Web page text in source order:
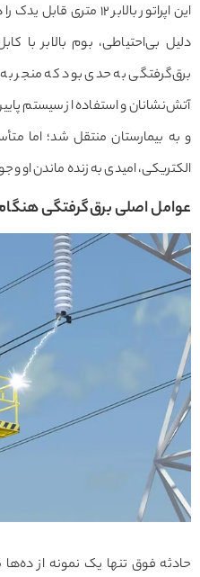
این اپراتور بالابر ۱۲
دلیل بی‌احتیاطی، بوم بالابر با
برق‌گرفتگی به حدی بود که منجر
آتش‌نشانان و استفاده از سیستم
و به بیمارستان منتقل شد؛ اما
الکتریکی، امیدی به زنده ماندن او
عوامل اصلی برق‌گرفتگی هنگام
حادثه فوق تنها یک نمونه از